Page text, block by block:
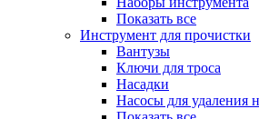
Показать все
Инструмент для прочистки
Вантузы
Ключи для троса
Насадки
Насосы для удаления